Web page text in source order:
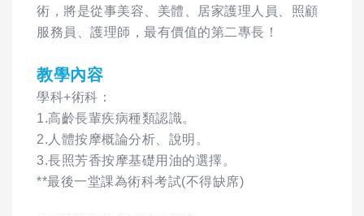
術，將是從事美容、美體、居家護理人員、照顧
服務員、護理師，最有價值的第二專長！
教學內容
學科+術科：
1.高齡長輩疾病種類認識。
2.人體按摩概論分析、說明。
3.長照芳香按摩基礎用油的選擇。
**最後一堂課為術科考試(不得缺席)